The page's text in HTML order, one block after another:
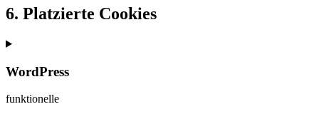
6. Platzierte Cookies
WordPress
funktionelle